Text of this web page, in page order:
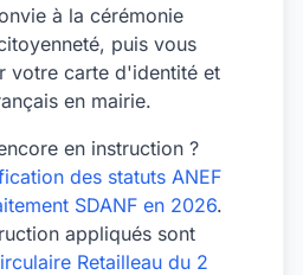
à la cérémonie
puis vous
votre carte d'identité et
en mairie.
en instruction ?
des statuts ANEF
SDANF en 2026.
appliqués sont
Retailleau du 2